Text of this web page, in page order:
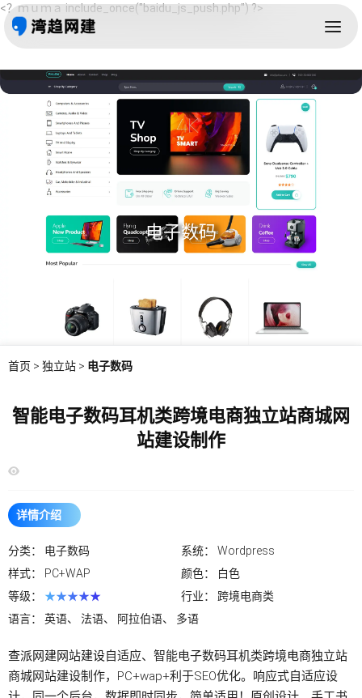
<？ｍｕｍａ include_once("baidu_js_push.php") ?>
电子数码
首页 > 独立站 > 电子数码
智能电子数码耳机类跨境电商独立站商城网
站建设制作
详情介绍
分类： 电子数码 系统： Wordpress
样式：
PC+WAP 颜色：
白色
等级： ★★★★★ 行业： 跨境电商类
语言： 英语、 法语、 阿拉伯语、 多语
查派网建网站建设自适应、智能电子数码耳机类跨境电商独立站
商城网站建设制作，PC+wap+利于SEO优化。响应式自适应设